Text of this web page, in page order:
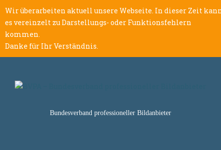
Wir überarbeiten aktuell unsere Webseite. In dieser Zeit
es vereinzelt zu Darstellungs- oder Funktionsfehlern
kommen.
Danke für Ihr Verständnis.
Bundesverband professioneller Bildanbieter